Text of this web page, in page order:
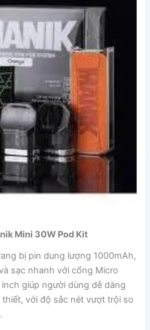
Mini 30W Pod Kit
bị pin dung lượng 1000mAh,
sạc nhanh với cổng Micro
inch giúp người dùng dễ dàng
với độ sắc nét vượt trội so